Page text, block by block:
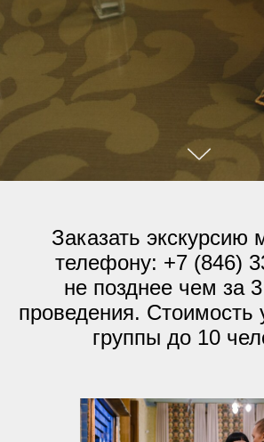
Заказать экскурсию
телефону: +7 (846)
не позднее чем за
проведения. Стоимость
группы до 10